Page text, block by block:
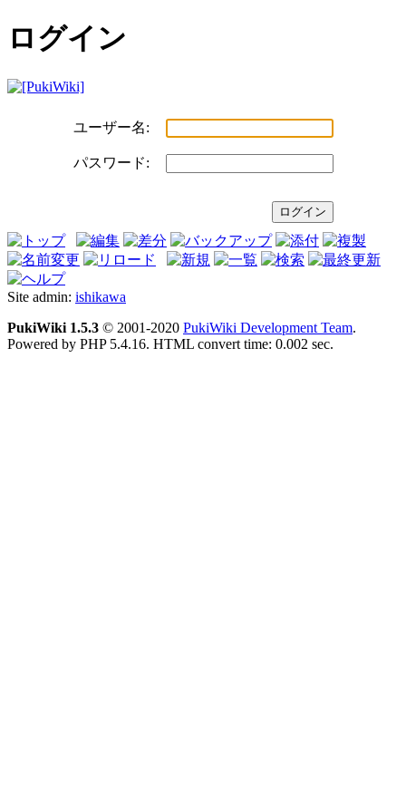
ログイン
ユーザー名:
パスワード:
Site admin: ishikawa
PukiWiki 1.5.3 © 2001-2020 PukiWiki Development Team.
Powered by PHP 5.4.16. HTML convert time: 0.002 sec.